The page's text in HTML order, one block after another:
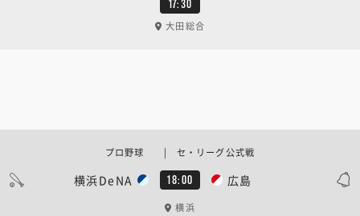
17:30
大田総合
横浜DeNA 18:00 広島
プロ野球 | セ・リーグ公式戦
横浜